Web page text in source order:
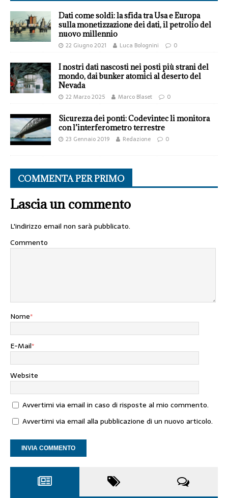
Dati come soldi: la sfida tra Usa e Europa
sulla monetizzazione dei dati, il petrolio del
nuovo millennio
22 Giugno 2021 Luca Bolognini 0
I nostri dati nascosti nei posti più strani del
mondo, dai bunker atomici al deserto del
Nevada
22 Marzo 2025 Marco Blaset 0
Sicurezza dei ponti: Codevintec li monitora
con l’interferometro terrestre
23 Gennaio 2019 Redazione 0
COMMENTA PER PRIMO
Lascia un commento
L'indirizzo email non sarà pubblicato.
Commento
Nome*
E-Mail*
Website
Avvertimi via email in caso di risposte al mio commento.
Avvertimi via email alla pubblicazione di un nuovo articolo.